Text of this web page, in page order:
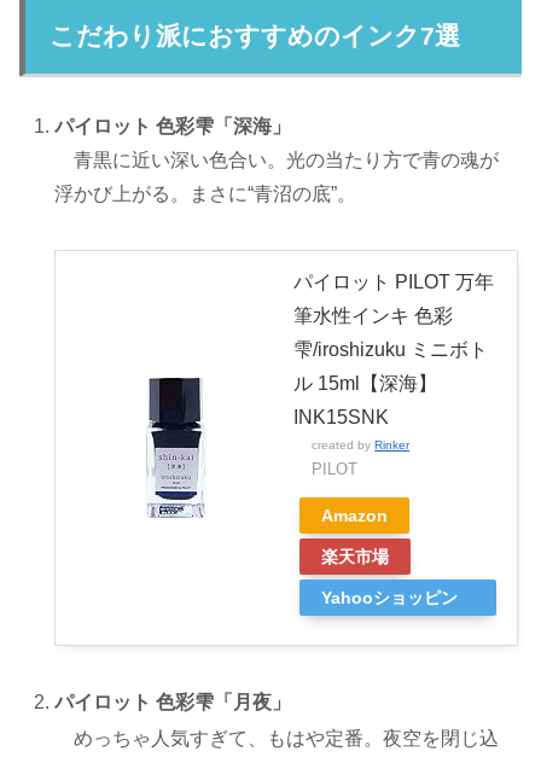
こだわり派におすすめのインク7選
パイロット 色彩雫「深海」
青黒に近い深い色合い。光の当たり方で青の魂が
浮かび上がる。まさに“青沼の底”。
パイロット PILOT 万年
筆水性インキ 色彩
雫/iroshizuku ミニボト
ル 15ml【深海】
INK15SNK
created byRinker
PILOT
Amazon
楽天市場
Yahooショッピン
パイロット 色彩雫「月夜」
めっちゃ人気すぎて、もはや定番。夜空を閉じ込